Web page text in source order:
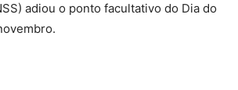
adiou o ponto facultativo do Dia do